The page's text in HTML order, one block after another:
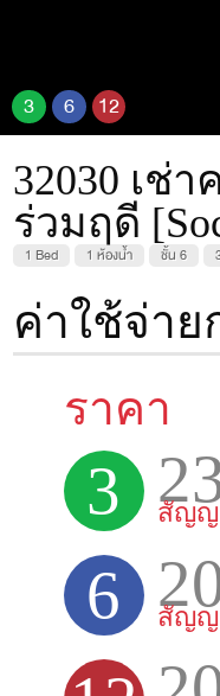
3 6 12
32030 เช่
ร่วมฤดี
1 Bed 1 ห้องน้ำ ชั้น 6
ค่าใช้จ่าย
ราคา
3 สัญญ
6 สัญญ